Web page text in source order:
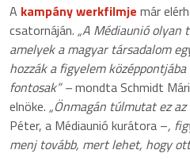
A kampány werkfilmje már
csatornáján. „A Médiaunió olyan
amelyek a magyar társadalom
hozzák a figyelem
fontosak” –mondta Schmidt
elnöke. „Önmagán túlmutat ez
Péter, a Médiaunió kurátora –,
menj tovább, mert lehet, hogy